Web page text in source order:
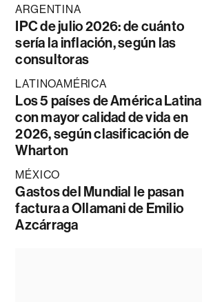
ARGENTINA
IPC de julio 2026: de cuánto
sería la inflación, según las
consultoras
LATINOAMÉRICA
Los 5 países de América Latina
con mayor calidad de vida en
2026, según clasificación de
Wharton
MÉXICO
Gastos del Mundial le pasan
factura a Ollamani de Emilio
Azcárraga